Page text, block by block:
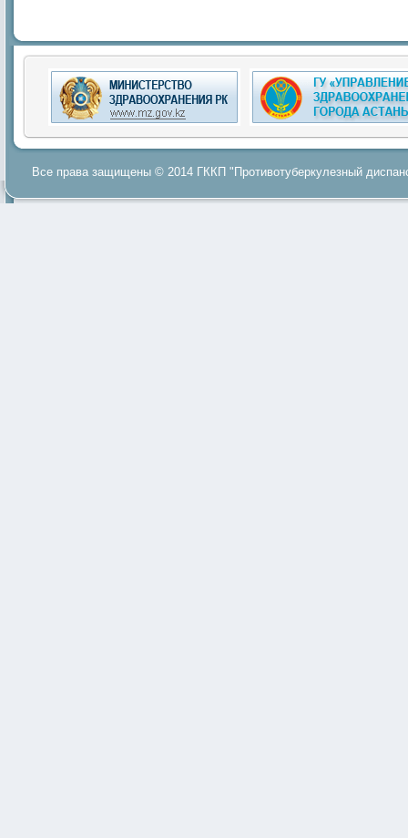
Все права защищены © 2014 ГККП "Противотуберкулезный